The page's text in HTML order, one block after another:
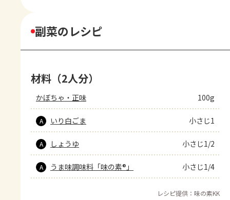
副菜のレシピ
材料（2人分）
かぼちゃ・正味 100g
A いり白ごま 小さじ1
A しょうゆ 小さじ1/2
A うま味調味料「味の素®」 小さじ1/4
レシピ提供：味の素KK